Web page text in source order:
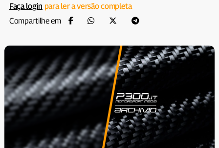
Faça login para ler a versão completa
Compartilhe em